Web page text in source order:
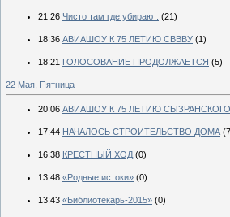
21:26 Чисто там где убирают. (21)
18:36 АВИАШОУ К 75 ЛЕТИЮ СВВВУ (1)
18:21 ГОЛОСОВАНИЕ ПРОДОЛЖАЕТСЯ (5)
22 Мая, Пятница
20:06 АВИАШОУ К 75 ЛЕТИЮ
17:44 НАЧАЛОСЬ СТРОИТЕЛЬСТВО ДОМА
16:38 КРЕСТНЫЙ ХОД (0)
13:48 «Родные истоки» (0)
13:43 «Библиотекарь-2015» (0)